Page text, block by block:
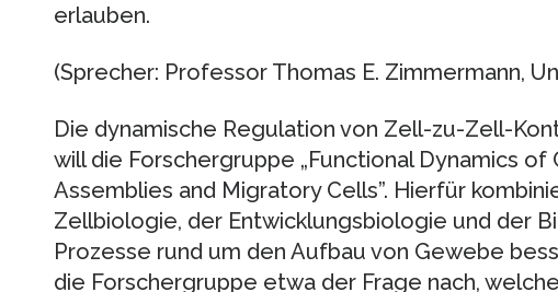
erlauben.
(Sprecher: Professor Thomas E. Zimmermann,
Die dynamische Regulation von Zell-zu-Zell-
will die Forschergruppe „Functional Dynamics of
Assemblies and Migratory Cells”. Hierfür
Zellbiologie, der Entwicklungsbiologie und der
Prozesse rund um den Aufbau von Gewebe
die Forschergruppe etwa der Frage nach,